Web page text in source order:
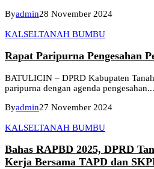
Byadmin28 November 2024
KALSELTANAH BUMBU
Rapat Paripurna Pengesahan
BATULICIN – DPRD Kabupaten
paripurna dengan agenda pengesahan...
Byadmin27 November 2024
KALSELTANAH BUMBU
Bahas RAPBD 2025, DPRD
Kerja Bersama TAPD dan